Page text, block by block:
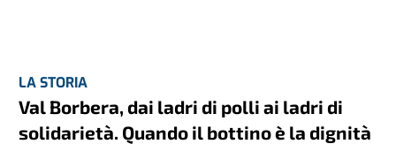
LA STORIA
Val Borbera, dai ladri di polli ai ladri di
solidarietà. Quando il bottino è la dignità